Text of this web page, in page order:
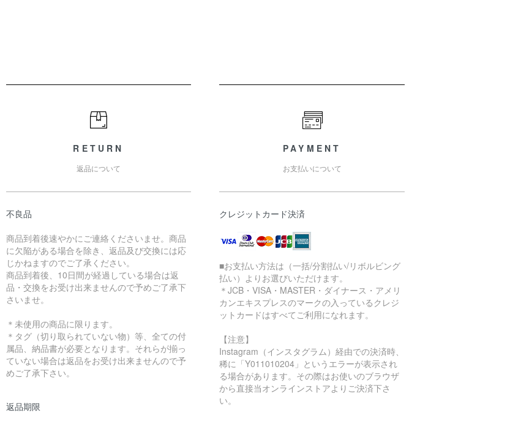
RETURN
返品について
不良品
商品到着後速やかにご連絡くださいませ。商品
に欠陥がある場合を除き、返品及び交換には応
じかねますのでご了承ください。
商品到着後、10日間が経過している場合は返
品・交換をお受け出来ませんので予めご了承下
さいませ。
＊未使用の商品に限ります。
＊タグ（切り取られていない物）等、全ての付
属品、納品書が必要となります。それらが揃っ
ていない場合は返品をお受け出来ませんので予
めご了承下さい。
返品期限
PAYMENT
お支払いについて
クレジットカード決済
■お支払い方法は（一括/分割払い/リボルビング
払い）よりお選びいただけます。
＊JCB・VISA・MASTER・ダイナース・アメリ
カンエキスプレスのマークの入っているクレジ
ットカードはすべてご利用になれます。
【注意】
Instagram（インスタグラム）経由での決済時、
稀に「Y011010204」というエラーが表示され
る場合があります。その際はお使いのブラウザ
から直接当オンラインストアよりご決済下さ
い。